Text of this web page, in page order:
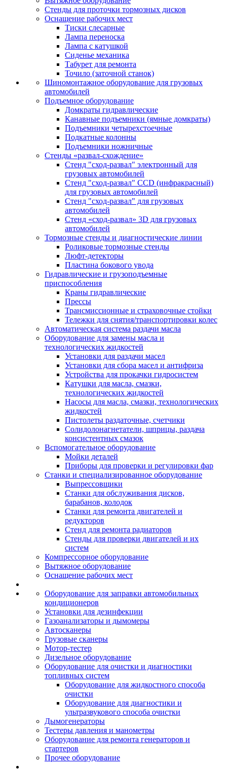
Стенды для проточки тормозных дисков
Оснащение рабочих мест
Тиски слесарные
Лампа переноска
Лампа с катушкой
Сиденье механика
Табурет для ремонта
Точило (заточной станок)
Шиномонтажное оборудование для грузовых
автомобилей
Подъемное оборудование
Домкраты гидравлические
Канавные подъемники (ямные домкраты)
Подъемники четырехстоечные
Подкатные колонны
Подъемники ножничные
Стенды «развал-схождение»
Стенд "сход-развал" электронный для
грузовых автомобилей
Стенд "сход-развал" CCD (инфракрасный)
для грузовых автомобилей
Стенд "сход-развал" для грузовых
автомобилей
Стенд «сход-развал» 3D для грузовых
автомобилей
Тормозные стенды и диагностические линии
Роликовые тормозные стенды
Люфт-детекторы
Пластина бокового увода
Гидравлические и грузоподъемные
приспособления
Краны гидравлические
Прессы
Трансмиссионные и страховочные стойки
Тележки для снятия/транспортировки колес
Автоматическая система раздачи масла
Оборудование для замены масла и
технологических жидкостей
Установки для раздачи масел
Установки для сбора масел и антифриза
Устройства для прокачки гидросистем
Катушки для масла, смазки,
технологических жидкостей
Насосы для масла, смазки, технологических
жидкостей
Пистолеты раздаточные, счетчики
Солидолонагнетатели, шприцы, раздача
консистентных смазок
Вспомогательное оборудование
Мойки деталей
Приборы для проверки и регулировки фар
Станки и специализированное оборудование
Выпрессовщики
Станки для обслуживания дисков,
барабанов, колодок
Станки для ремонта двигателей и
редукторов
Стенд для ремонта радиаторов
Стенды для проверки двигателей и их
систем
Компрессорное оборудование
Вытяжное оборудование
Оснащение рабочих мест
Оборудование для заправки автомобильных
кондиционеров
Установки для дезинфекции
Газоанализаторы и дымомеры
Автосканеры
Грузовые сканеры
Мотор-тестер
Дизельное оборудование
Оборудование для очистки и диагностики
топливных систем
Оборудование для жидкостного способа
очистки
Оборудование для диагностики и
ультразвукового способа очистки
Дымогенераторы
Тестеры давления и манометры
Оборудование для ремонта генераторов и
стартеров
Прочее оборудование